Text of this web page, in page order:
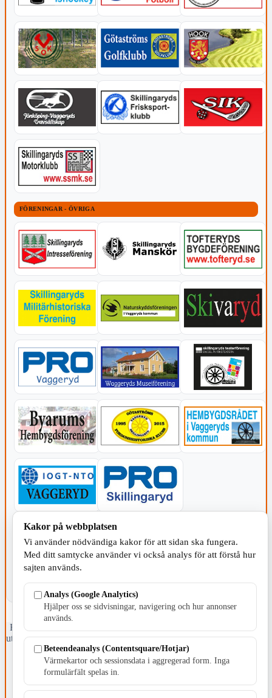
FÖRENINGAR - ÖVRIGA
KOMMUNEN
Fristående webbtidningsföretag grundat 1991 som sedan 2002 ger
ut tidningen Skillingaryd.nu och 2010 lanserades Värnamo.nu. Från
april 2026 omfattar Skillingaryd.nu tre kommuner: Gnosjö,
Värnamo och Vaggeryds kommun.
E-post: redaktionen@skillingaryd.nu
Kakor på webbplatsen
Vi använder nödvändiga kakor för att sidan ska fungera.
Med ditt samtycke använder vi också analys för att förstå hur
sajten används.
Analys (Google Analytics)
Hjälper oss se sidvisningar, navigering och hur annonser
används.
Beteendeanalys (Contentsquare/Hotjar)
Värmekartor och sessionsdata i aggregerad form. Inga
formulärfält spelas in.